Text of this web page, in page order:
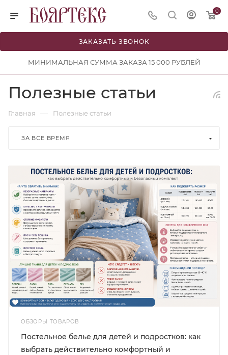
0
ЗАКАЗАТЬ ЗВОНОК
МИНИМАЛЬНАЯ СУММА ЗАКАЗА 15 000 РУБЛЕЙ
Полезные статьи
Главная — Полезные статьи
ЗА ВСЕ ВРЕМЯ
ОБЗОРЫ ТОВАРОВ
Постельное белье для детей и подростков: как
выбрать действительно комфортный и